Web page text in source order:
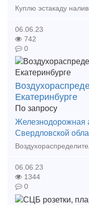
06.06.23
742
0
Екатеринбурге
По запросу
Железнодорожная
Свердловской
06.06.23
1344
0